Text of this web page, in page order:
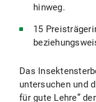
hinweg.
15
Das
untersuchen und
für gute Lehre”